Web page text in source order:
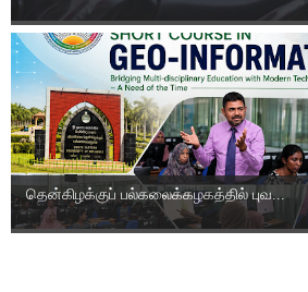
தென்கிழக்குப் பல்கலைக்கழகத்தில் புவ...